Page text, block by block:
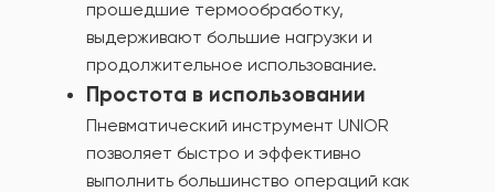
прошедшие термообработку,
выдерживают большие нагрузки и
продолжительное использование.
Простота в использовании
Пневматический инструмент UNIOR
позволяет быстро и эффективно
выполнить большинство операций как